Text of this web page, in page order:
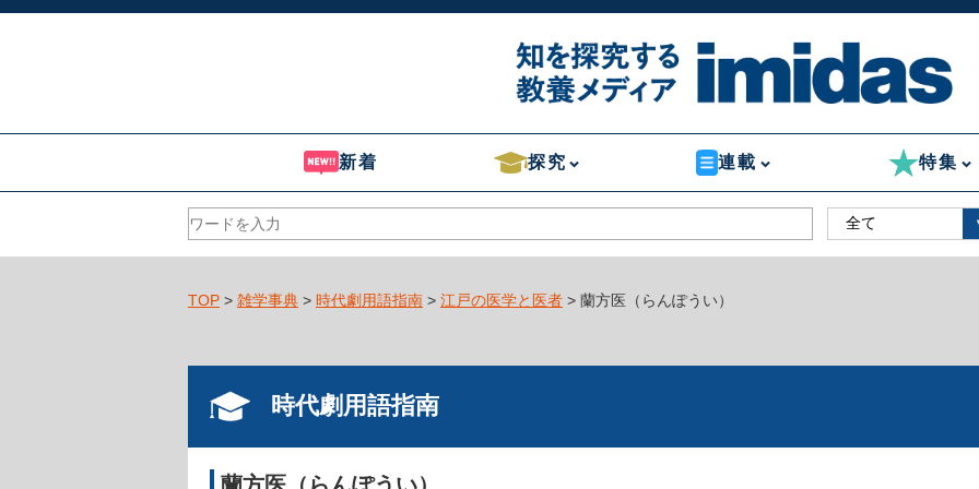
新着 探究 連載 特集
TOP > 雑学事典 > 時代劇用語指南 > 江戸の医学と医者 > 蘭方医（らんぽうい）
時代劇用語指南